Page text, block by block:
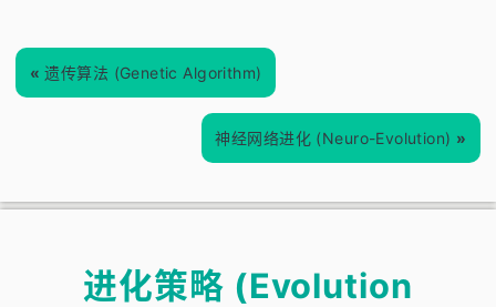
« 遗传算法 (Genetic Algorithm)
神经网络进化 (Neuro-Evolution) »
进化策略 (Evolution